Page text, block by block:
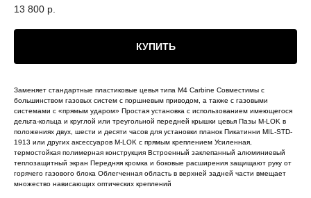
13 800 р.
КУПИТЬ
Заменяет стандартные пластиковые цевья типа M4 Carbine Совместимы с
большинством газовых систем с поршневым приводом, а также с газовыми
системами с «прямым ударом» Простая установка с использованием имеющегося
дельта-кольца и круглой или треугольной передней крышки цевья Пазы M-LOK в
положениях двух, шести и десяти часов для установки планок Пикатинни MIL-STD-
1913 или других аксессуаров M-LOK с прямым креплением Усиленная,
термостойкая полимерная конструкция Встроенный заклепанный алюминиевый
теплозащитный экран Передняя кромка и боковые расширения защищают руку от
горячего газового блока Облегченная область в верхней задней части вмещает
множество нависающих оптических креплений